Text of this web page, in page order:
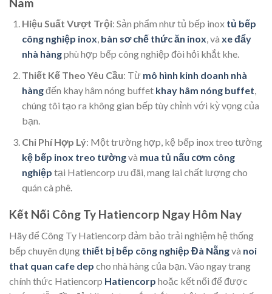
Hiệu Suất Vượt Trội: Sản phẩm như tủ bếp inox tủ bếp
công nghiệp inox, bàn sơ chế thức ăn inox, và xe đẩy
nhà hàngphù hợp bếp công nghiệp đòi hỏi khắt khe.
Thiết Kế Theo Yêu Cầu: Từ mô hình kinh doanh nhà
hàngđến khay hâm nóng buffet khay hâm nóng buffet,
chúng tôi tạo ra không gian bếp tùy chỉnh với kỳ vọng của
bạn.
Chi Phí Hợp Lý: Một trường hợp, kệ bếp inox treo tường
kệ bếp inox treo tườngvà mua tủ nấu cơm công
nghiệp tại Hatiencorp ưu đãi, mang lại chất lượng cho
quán cà phê.
Kết Nối Công Ty Hatiencorp Ngay Hôm Nay
Hãy để Công Ty Hatiencorp đảm bảo trải nghiệm hệ thống
bếp chuyên dụng thiết bị bếp công nghiệp Đà Nẵngvà noi
that quan cafe dep cho nhà hàng của bạn. Vào ngay trang
chính thức Hatiencorp Hatiencorp hoặc kết nối để được